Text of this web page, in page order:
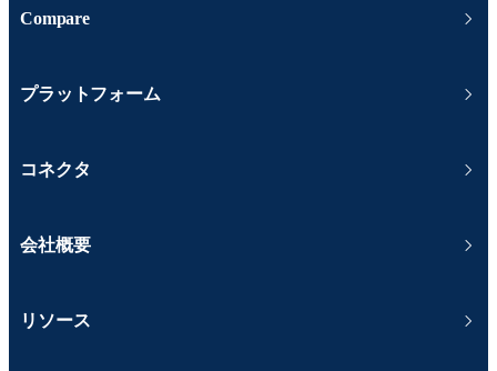
Compare
プラットフォーム
コネクタ
会社概要
リソース